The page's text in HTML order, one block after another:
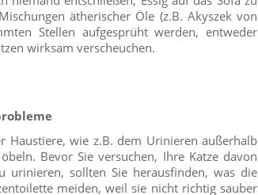
ätherischer Öle (z.B. Akyszek von
Stellen aufgesprüht werden, entweder
wirksam verscheuchen.
Haustiere, wie z.B. dem Urinieren außerhalb
Bevor Sie versuchen, Ihre Katze davon
urinieren, sollten Sie herausfinden, was die
meiden, weil sie nicht richtig sauber